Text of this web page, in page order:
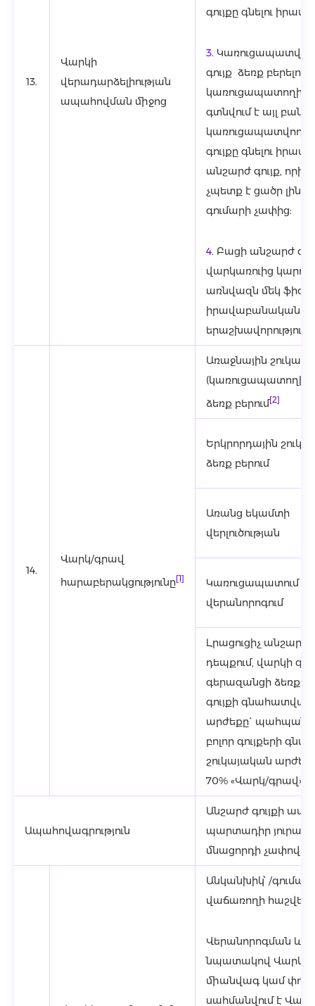
13.
Վարկի
վերադարձելիության
ապահովման միջոց
գույքը գնելու
3. Կառուցապատվող
գույք ձեռք բերելու
կառուցապատողի
գտնվում է այլ
կառուցապատվող
գույքը գնելու
անշարժ գույք, որի
չպետք է ցածր
գումարի չափից:
4. Բացի անշարժ
վարկառուից
առնվազն մեկ
իրավաբանական
երաշխավորություն:
14.
Վարկ/գրավ
հարաբերակցությունը[1]
Առաջնային
(կառուցապատողից)
ձեռք բերում[2]
Երկրորդային
ձեռք բերում
Առանց եկամտի
վերլուծության
Կառուցապատում և
վերանորոգում
Լրացուցիչ անշարժ
դեպքում, վարկի
գերազանցի ձեռք
գույքի գնահատված
արժեքը`
բոլոր գույքերի
շուկայական
70% «Վարկ/գրավ»
Ապահովագրություն
Անշարժ գույքի
պարտադիր
մնացորդի չափով:
Անկանխիկ՝ /
վաճառողի
Վերանորոգման և
նպատակով
միանվագ կամ
սահմանվում է